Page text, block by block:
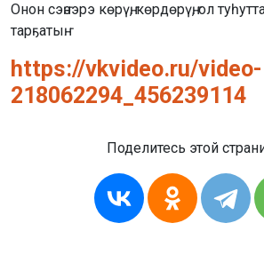
Онон сэҥээрэ көрүҥ, көрдөрүҥ, ол
тарҕатыҥ.
https://vkvideo.ru/video-
218062294_456239114
Поделитесь этой